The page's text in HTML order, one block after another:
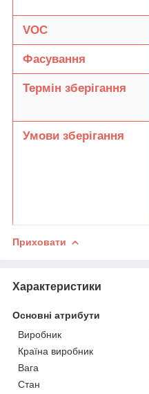
VOC
Фасування
Термін зберігання
Умови зберігання
Приховати
Характеристики
Основні атрибути
Виробник
Країна виробник
Вага
Стан